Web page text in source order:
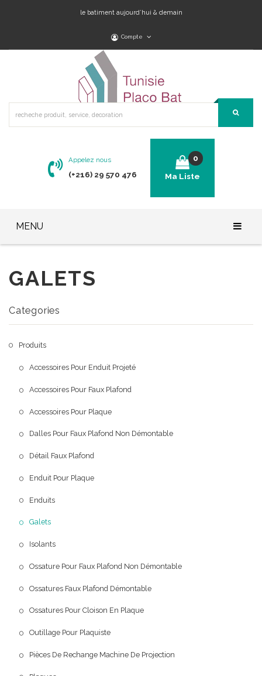
le batiment aujourd’hui & demain
Compte
Appelez nous
(+216) 29 570 476 Ma Liste
0
MENU
A Propos
Qui sommes nous
Produits
GALETS
Categories
Produits
Accessoires Pour Enduit Projeté
Accessoires Pour Faux Plafond
Accessoires Pour Plaque
Dalles Pour Faux Plafond Non Démontable
Détail Faux Plafond
Enduit Pour Plaque
Enduits
Galets
Isolants
Ossature Pour Faux Plafond Non Démontable
Ossatures Faux Plafond Démontable
Ossatures Pour Cloison En Plaque
Outillage Pour Plaquiste
Pièces De Rechange Machine De Projection